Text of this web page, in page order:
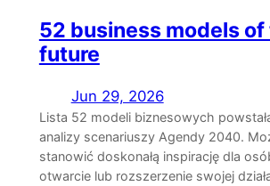
52 business models of
future
Jun 29, 2026
Lista 52 modeli biznesowych
analizy scenariuszy Agendy 2040.
stanowić doskonałą inspirację dla
otwarcie lub rozszerzenie swojej